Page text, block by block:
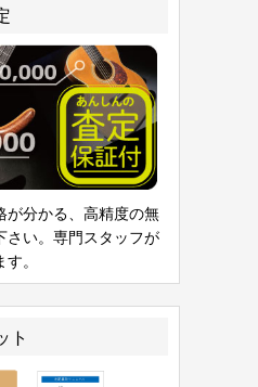
が分かる、高精度の無
さい。専門スタッフが
。
ト